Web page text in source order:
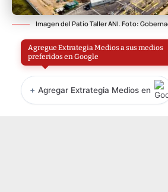
Imagen del Patio Taller ANI. Foto:
Agregue Extrategia Medios a sus medios
preferidos en Google
+ Agregar Extrategia Medios en